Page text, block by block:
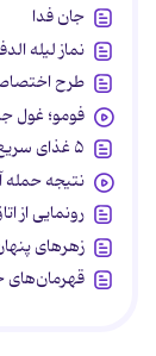
جان فدا
نماز لیله
طرح
فومو؛ غول
۵ غذای سریع و سالم برای طبیعت‌گردی
نتیجه حمله
رونمایی از
زهرهای
قهرمان‌های